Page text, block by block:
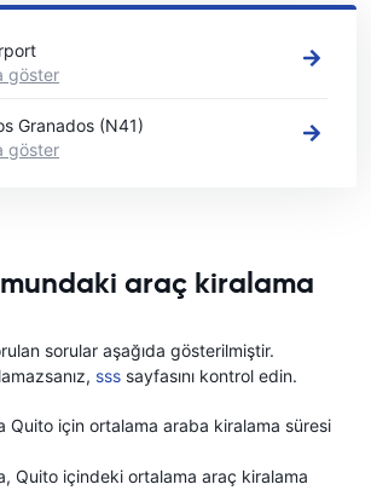
araç kiralama yerlerimizi görün
göster
Granados (N41)
göster
araç kiralama
sorular aşağıda gösterilmiştir.
sss sayfasını kontrol edin.
Quito için ortalama araba kiralama süresi
Quito içindeki ortalama araç kiralama